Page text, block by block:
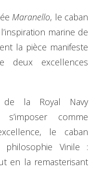
Maranello, le caban
marine de
la pièce manifeste
deux excellences
de la Royal Navy
comme
le caban
philosophie Vinile :
en la remasterisant